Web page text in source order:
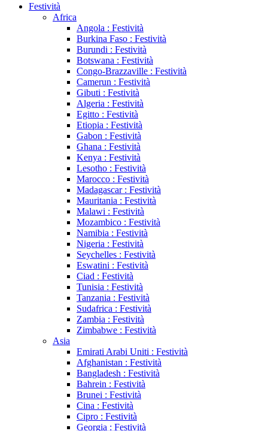
Festività
Africa
Angola : Festività
Burkina Faso : Festività
Burundi : Festività
Botswana : Festività
Congo-Brazzaville : Festività
Camerun : Festività
Gibuti : Festività
Algeria : Festività
Egitto : Festività
Etiopia : Festività
Gabon : Festività
Ghana : Festività
Kenya : Festività
Lesotho : Festività
Marocco : Festività
Madagascar : Festività
Mauritania : Festività
Malawi : Festività
Mozambico : Festività
Namibia : Festività
Nigeria : Festività
Seychelles : Festività
Eswatini : Festività
Ciad : Festività
Tunisia : Festività
Tanzania : Festività
Sudafrica : Festività
Zambia : Festività
Zimbabwe : Festività
Asia
Emirati Arabi Uniti : Festività
Afghanistan : Festività
Bangladesh : Festività
Bahrein : Festività
Brunei : Festività
Cina : Festività
Cipro : Festività
Georgia : Festività